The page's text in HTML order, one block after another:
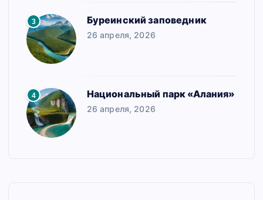
3 Буреинский заповедник
26 апреля, 2026
4 Национальный парк «Алания»
26 апреля, 2026